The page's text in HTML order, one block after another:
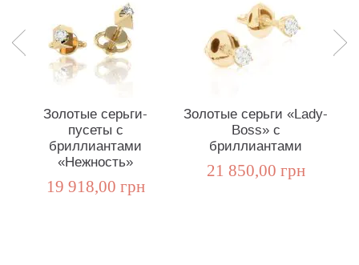
Золотые серьги-
пусеты с
бриллиантами
«Нежность»
19 918,00 грн
Золотые серьги «Lady-
Boss» с
бриллиантами
21 850,00 грн